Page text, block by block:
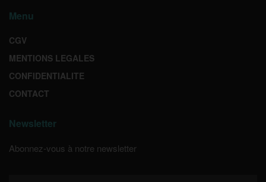
Menu
CGV
MENTIONS LEGALES
CONFIDENTIALITE
CONTACT
Newsletter
Abonnez-vous à notre newsletter